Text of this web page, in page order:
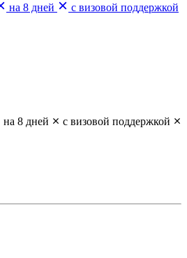
на 8 дней с визовой поддержкой
на 8 дней
с визовой поддержкой